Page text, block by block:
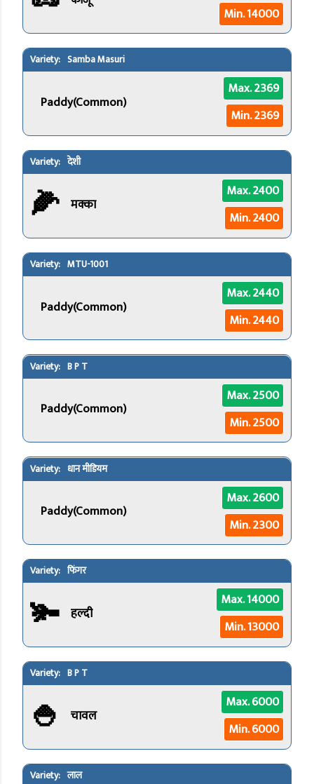
Min. 14000
Samba Masuri
Paddy(Common)
Max. 2369
Min. 2369
देशी
🌽 मक्का
Max. 2400
Min. 2400
MTU-1001
Paddy(Common)
Max. 2440
Min. 2440
B P T
Paddy(Common)
Max. 2500
Min. 2500
धान मीडियम
Paddy(Common)
Max. 2600
Min. 2300
फिंगर
🫚 हल्दी
Max. 14000
Min. 13000
B P T
🍚 चावल
Max. 6000
Min. 6000
लाल